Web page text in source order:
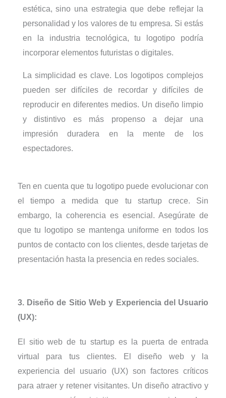
estética, sino una estrategia que debe reflejar la
personalidad y los valores de tu empresa. Si estás
en la industria tecnológica, tu logotipo podría
incorporar elementos futuristas o digitales.
La simplicidad es clave. Los logotipos complejos
pueden ser difíciles de recordar y difíciles de
reproducir en diferentes medios. Un diseño limpio
y distintivo es más propenso a dejar una
impresión duradera en la mente de los
espectadores.
Ten en cuenta que tu logotipo puede evolucionar con
el tiempo a medida que tu startup crece. Sin
embargo, la coherencia es esencial. Asegúrate de
que tu logotipo se mantenga uniforme en todos los
puntos de contacto con los clientes, desde tarjetas de
presentación hasta la presencia en redes sociales.
3. Diseño de Sitio Web y Experiencia del Usuario
(UX):
El sitio web de tu startup es la puerta de entrada
virtual para tus clientes. El diseño web y la
experiencia del usuario (UX) son factores críticos
para atraer y retener visitantes. Un diseño atractivo y